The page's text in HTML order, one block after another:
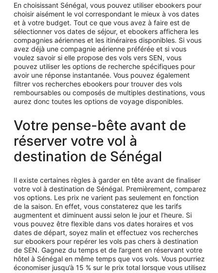
En choisissant Sénégal, vous pouvez utiliser ebookers pour
choisir aisément le vol correspondant le mieux à vos dates
et à votre budget. Tout ce que vous avez à faire est de
sélectionner vos dates de séjour, et ebookers affichera les
compagnies aériennes et les itinéraires disponibles. Si vous
avez déjà une compagnie aérienne préférée et si vous
voulez savoir si elle propose des vols vers SEN, vous
pouvez utiliser les options de recherche spécifiques pour
avoir une réponse instantanée. Vous pouvez également
filtrer vos recherches ebookers pour trouver des vols
remboursables ou composés de multiples destinations, vous
aurez donc toutes les options de voyage disponibles.
Votre pense-bête avant de
réserver votre vol à
destination de Sénégal
Il existe certaines règles à garder en tête avant de finaliser
votre vol à destination de Sénégal. Premièrement, comparez
vos options. Les prix ne varient pas seulement en fonction
de la saison. En effet, vous constaterez que les tarifs
augmentent et diminuent aussi selon le jour et l’heure. Si
vous pouvez être flexible dans vos dates horaires et vos
dates de départ, soyez malin et effectuez vos recherches
sur ebookers pour repérer les vols pas chers à destination
de SEN. Gagnez du temps et de l’argent en réservant votre
hôtel à Sénégal en même temps que vos vols. Vous pourriez
économiser jusqu’à 15 % sur le prix total lorsque vous utilisez